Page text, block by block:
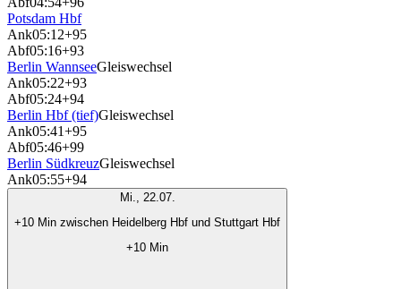
Potsdam Hbf
Ank05:12+95
Abf05:16+93
Berlin WannseeGleiswechsel
Ank05:22+93
Abf05:24+94
Berlin Hbf (tief)Gleiswechsel
Ank05:41+95
Abf05:46+99
Berlin SüdkreuzGleiswechsel
Ank05:55+94
Mi., 22.07.
+10 Min zwischen Heidelberg Hbf und Stuttgart Hbf
+10 Min